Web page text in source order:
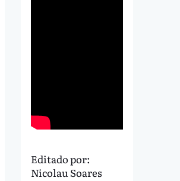
Editado por:
Nicolau Soares